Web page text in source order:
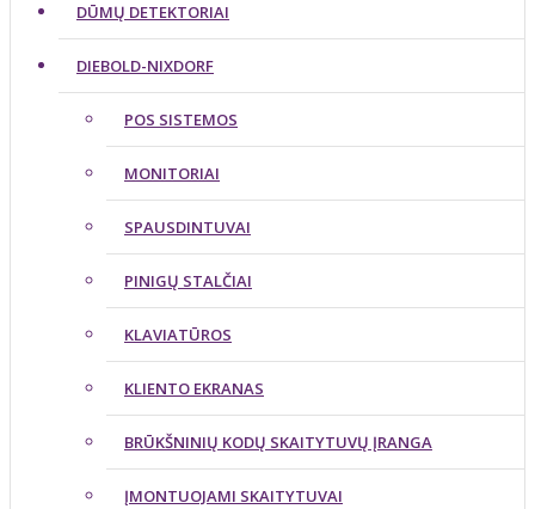
DŪMŲ DETEKTORIAI
DIEBOLD-NIXDORF
POS SISTEMOS
MONITORIAI
SPAUSDINTUVAI
PINIGŲ STALČIAI
KLAVIATŪROS
KLIENTO EKRANAS
BRŪKŠNINIŲ KODŲ SKAITYTUVŲ ĮRANGA
ĮMONTUOJAMI SKAITYTUVAI